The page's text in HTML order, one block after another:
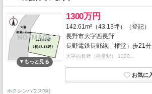
1300万円
142.61m²（43.13坪）（登記）
長野市大字西長野
長野電鉄長野線「権堂」歩21分
大字西長野（権堂駅） 1300…
ホクシンハウス(株)